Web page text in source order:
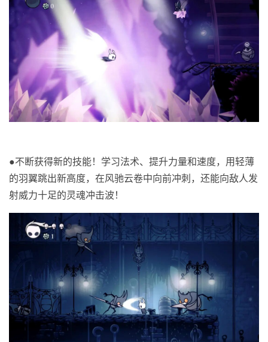
●不断获得新的技能！学习法术、提升力量和速度，用轻薄
的羽翼跳出新高度，在风驰云卷中向前冲刺，还能向敌人发
射威力十足的灵魂冲击波！